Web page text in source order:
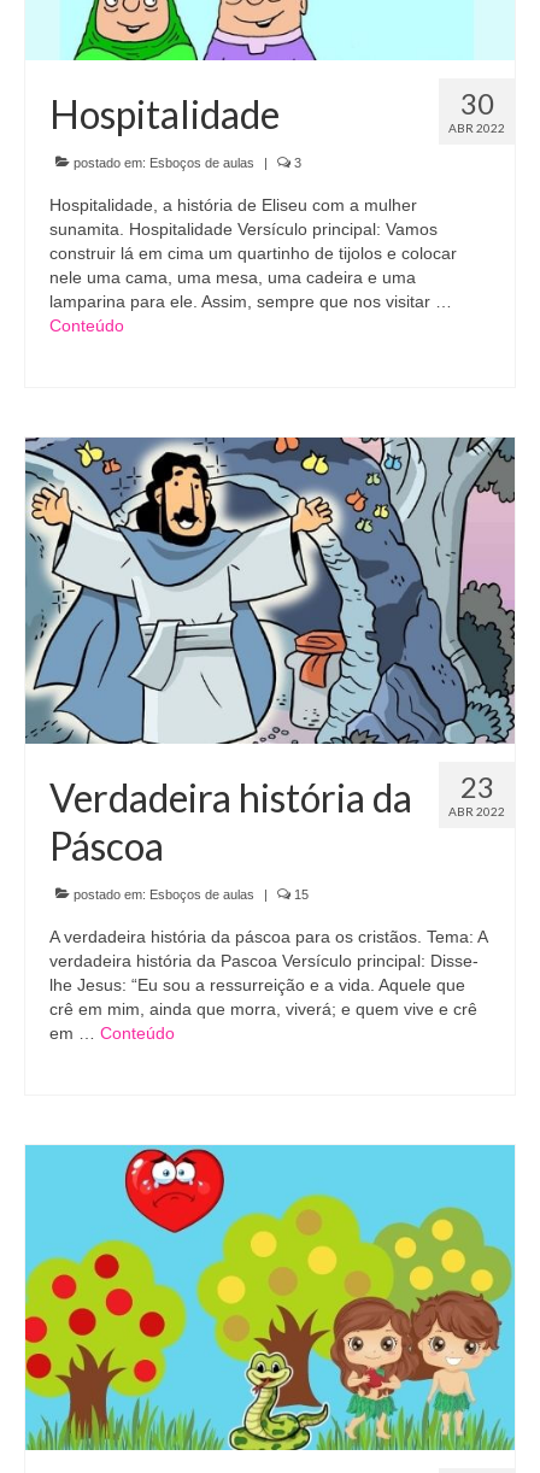
30
ABR 2022
Hospitalidade
postado em: Esboços de aulas | 3
Hospitalidade, a história de Eliseu com a mulher
sunamita. Hospitalidade Versículo principal: Vamos
construir lá em cima um quartinho de tijolos e colocar
nele uma cama, uma mesa, uma cadeira e uma
lamparina para ele. Assim, sempre que nos visitar …
Conteúdo
23
ABR 2022
Verdadeira história da
Páscoa
postado em: Esboços de aulas | 15
A verdadeira história da páscoa para os cristãos. Tema: A
verdadeira história da Pascoa Versículo principal: Disse-
lhe Jesus: “Eu sou a ressurreição e a vida. Aquele que
crê em mim, ainda que morra, viverá; e quem vive e crê
em … Conteúdo